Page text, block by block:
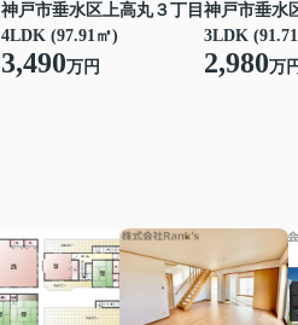
神戸市垂水区上高丸３丁目
4LDK (97.91㎡)
3,490万円
神戸市垂水
3LDK
2,980万